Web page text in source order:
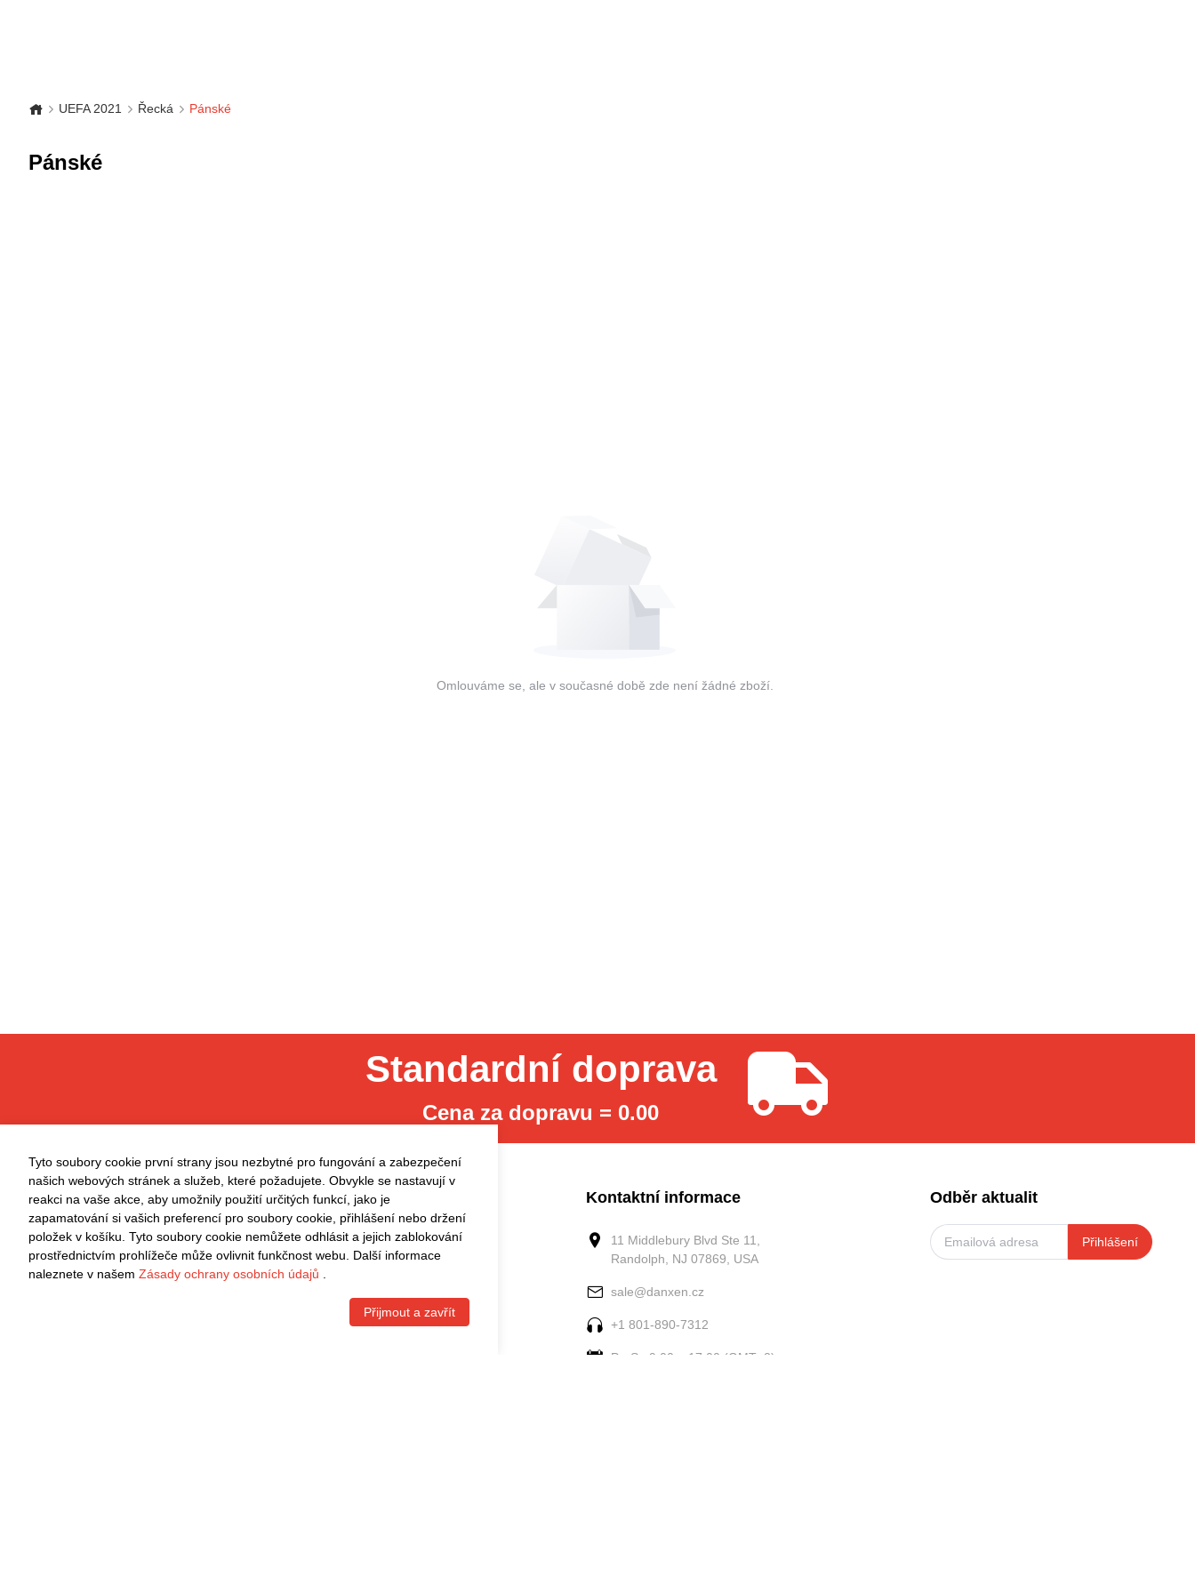
UEFA 2021 Řecká Pánské
Pánské
Omlouváme se, ale v současné době zde není žádné zboží.
Standardní doprava
Cena za dopravu = 0.00
Informace
Zásady ochrany osobních údajů
Smluvní podmínky
Rychlé odkazy
O nás
FAQ
Kontaktní informace
11 Middlebury Blvd Ste 11,
Randolph, NJ 07869, USA
sale@danxen.cz
+1 801-890-7312
Po-So 9:00 – 17:00 (GMT+2).
Odběr aktualit
Přihlášení
Tyto soubory cookie první strany jsou nezbytné pro fungování a zabezpečení
našich webových stránek a služeb, které požadujete. Obvykle se nastavují v
reakci na vaše akce, aby umožnily použití určitých funkcí, jako je
zapamatování si vašich preferencí pro soubory cookie, přihlášení nebo držení
položek v košíku. Tyto soubory cookie nemůžete odhlásit a jejich zablokování
prostřednictvím prohlížeče může ovlivnit funkčnost webu. Další informace
naleznete v našem Zásady ochrany osobních údajů
Přijmout a zavřít